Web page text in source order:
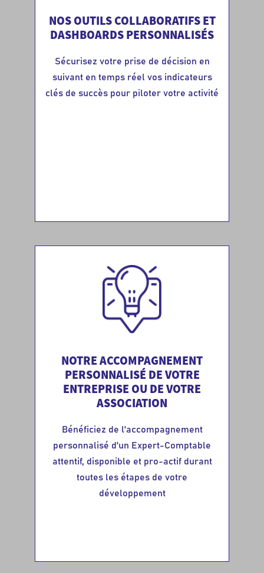
NOS OUTILS COLLABORATIFS ET
DASHBOARDS PERSONNALISÉS
Sécurisez votre prise de décision en
suivant en temps réel vos indicateurs
clés de succès pour piloter votre activité
NOTRE ACCOMPAGNEMENT
PERSONNALISÉ DE VOTRE
ENTREPRISE OU DE VOTRE
ASSOCIATION
Bénéficiez de l'accompagnement
personnalisé d'un Expert-Comptable
attentif, disponible et pro-actif durant
toutes les étapes de votre
développement